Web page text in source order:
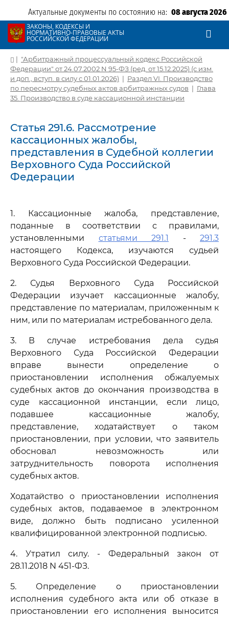
Актуальные документы по состоянию на: 08 августа 2026
ЗАКОНЫ, КОДЕКСЫ И
НОРМАТИВНО-ПРАВОВЫЕ АКТЫ
РОССИЙСКОЙ ФЕДЕРАЦИИ
| "Арбитражный процессуальный кодекс Российской
Федерации" от 24.07.2002 N 95-ФЗ (ред. от 15.12.2025) (с изм.
и доп., вступ. в силу с 01.01.2026) | Раздел VI. Производство
по пересмотру судебных актов арбитражных судов | Глава
35. Производство в суде кассационной инстанции
Статья 291.6. Рассмотрение
кассационных жалобы,
представления в Судебной коллегии
Верховного Суда Российской
Федерации
1. Кассационные жалоба, представление,
поданные в соответствии с правилами,
установленными статьями 291.1 - 291.3
настоящего Кодекса, изучаются судьей
Верховного Суда Российской Федерации.
2. Судья Верховного Суда Российской
Федерации изучает кассационные жалобу,
представление по материалам, приложенным к
ним, или по материалам истребованного дела.
3. В случае истребования дела судья
Верховного Суда Российской Федерации
вправе вынести определение о
приостановлении исполнения обжалуемых
судебных актов до окончания производства в
суде кассационной инстанции, если лицо,
подавшее кассационные жалобу,
представление, ходатайствует о таком
приостановлении, при условии, что заявитель
обосновал невозможность или
затруднительность поворота исполнения
судебных актов.
Ходатайство о приостановлении исполнения
судебных актов, подаваемое в электронном
виде, должно быть подписано усиленной
квалифицированной электронной подписью.
4. Утратил силу. - Федеральный закон от
28.11.2018 N 451-ФЗ.
5. Определение о приостановлении
исполнения судебного акта или об отказе в
приостановлении его исполнения выносится